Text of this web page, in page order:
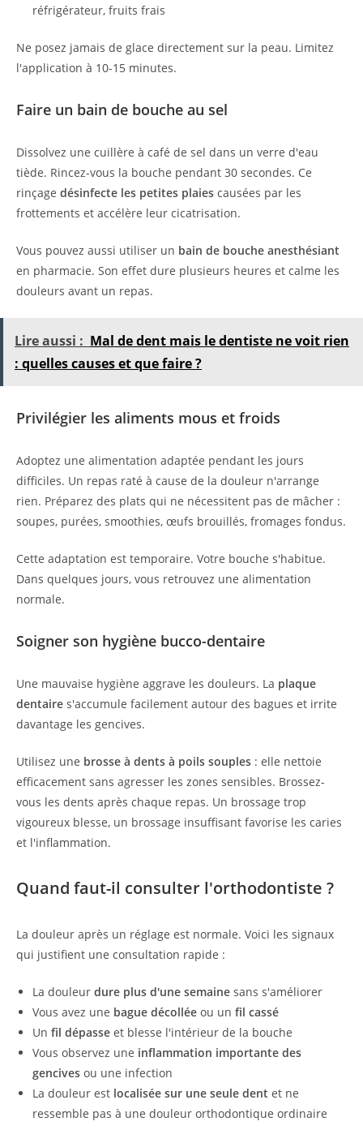
réfrigérateur, fruits frais
Ne posez jamais de glace directement sur la peau. Limitez
l'application à 10-15 minutes.
Faire un bain de bouche au sel
Dissolvez une cuillère à café de sel dans un verre d'eau
tiède. Rincez-vous la bouche pendant 30 secondes. Ce
rinçage désinfecte les petites plaies causées par les
frottements et accélère leur cicatrisation.
Vous pouvez aussi utiliser un bain de bouche anesthésiant
en pharmacie. Son effet dure plusieurs heures et calme les
douleurs avant un repas.
Lire aussi : Mal de dent mais le dentiste ne voit rien
: quelles causes et que faire ?
Privilégier les aliments mous et froids
Adoptez une alimentation adaptée pendant les jours
difficiles. Un repas raté à cause de la douleur n'arrange
rien. Préparez des plats qui ne nécessitent pas de mâcher :
soupes, purées, smoothies, œufs brouillés, fromages fondus.
Cette adaptation est temporaire. Votre bouche s'habitue.
Dans quelques jours, vous retrouvez une alimentation
normale.
Soigner son hygiène bucco-dentaire
Une mauvaise hygiène aggrave les douleurs. La plaque
dentaire s'accumule facilement autour des bagues et irrite
davantage les gencives.
Utilisez une brosse à dents à poils souples : elle nettoie
efficacement sans agresser les zones sensibles. Brossez-
vous les dents après chaque repas. Un brossage trop
vigoureux blesse, un brossage insuffisant favorise les caries
et l'inflammation.
Quand faut-il consulter l'orthodontiste ?
La douleur après un réglage est normale. Voici les signaux
qui justifient une consultation rapide :
La douleur dure plus d'une semaine sans s'améliorer
Vous avez une bague décollée ou un fil cassé
Un fil dépasse et blesse l'intérieur de la bouche
Vous observez une inflammation importante des
gencives ou une infection
La douleur est localisée sur une seule dent et ne
ressemble pas à une douleur orthodontique ordinaire